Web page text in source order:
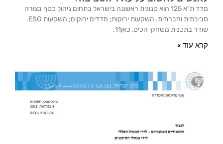
מדד ת"א 125 הוא סנונית ראשונה בישראל בתחום ניהול כסף בצורה
סביבתית וחברתית. השקעות ירוקות; מדדים ירוקים; השקעות ESG.
שודר בתכנית משחקי הכיס, כאן11.
קרא עוד »